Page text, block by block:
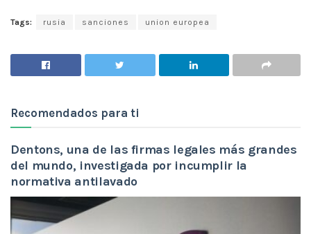
Tags: rusia sanciones union europea
Recomendados para ti
Dentons, una de las firmas legales más grandes
del mundo, investigada por incumplir la
normativa antilavado